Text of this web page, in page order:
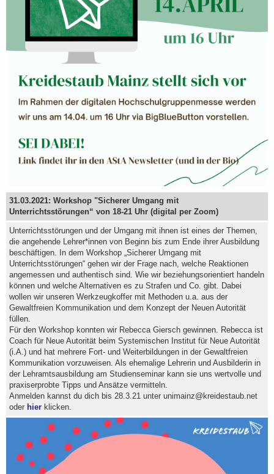
31.03.2021: Workshop "Sicherer Umgang mit
Unterrichtsstörungen“ von 18-21 Uhr (digital per Zoom)
Unterrichtsstörungen und der Umgang mit ihnen ist eines der Themen,
die angehende Lehrer*innen von Beginn bis zum Ende ihrer Ausbildung
beschäftigen. In dem Workshop „Sicherer Umgang mit
Unterrichtsstörungen“ gehen wir der Frage nach, welche Reaktionen
angemessen und authentisch sind. Wie wir beziehungsorientiert handeln
können und welche Alternativen es zu Strafen und Co. gibt. Dabei
wollen wir unseren Werkzeugkoffer mit Methoden u.a. aus der
Gewaltfreien Kommunikation und dem Konzept der Neuen Autorität
füllen.
Für den Workshop konnten wir Rebecca Giersch gewinnen. Rebecca ist
Coach für Neue Autorität beim Systemischen Institut für Neue Autorität
(i.A.) und hat mehrere Fort- und Weiterbildungen in der Gewaltfreien
Kommunikation vorzuweisen. Als ehemalige Lehrerin und Ausbilderin in
der Lehramtsausbildung am Studienseminar kann sie uns wertvolle und
praxiserprobte Tipps und Ansätze vermitteln.
Anmelden kannst du dich bis 28.3.21 unter unimainz@kreidestaub.net
oder hier klicken.